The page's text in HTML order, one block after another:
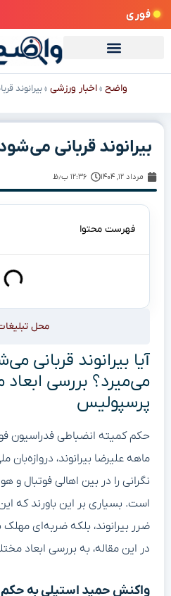
فوری
واضح »اخبار ورزشی »بیرانوند
بیرانوند قربانی
مرداد ۱۲, ۱۴۰۴ ۱۲:۳۶ ب٫ظ
فهرست محتوا
محل
آیا بیرانوند قربانی
می‌میرد؟ بررسی
پرسپولیس
ماهه علیرضا بیرانوند،
نگرانی را در بین اهالی فوتبال و
است. بسیاری بر این باورند که
ضرر بیرانوند، بلکه ضربه‌ای
در این مقاله، به بررسی ابعاد
واکنش حمید استیلی به حکم